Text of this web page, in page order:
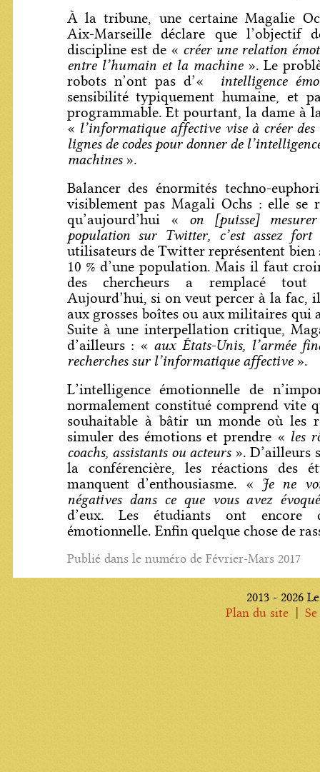
À la tribune, une certaine Magalie
Aix-Marseille déclare que l’objectif
discipline est de « créer une relation
entre l’humain et la machine». Le
robots n’ont pas d’«
intelligence
sensibilité typiquement humaine, et
programmable. Et pourtant, la dame à
« l’informatique affective vise à créer des
lignes de codes pour donner de
machines».
Balancer des énormités techno-
visiblement pas Magali Ochs : elle se
qu’aujourd’hui « on [puisse]
population sur Twitter, c’est assez fort
utilisateurs de Twitter représentent bien
10 % d’une population. Mais il faut
des chercheurs a remplacé tout
Aujourd’hui, si on veut percer à la fac,
aux grosses boîtes ou aux militaires qui
Suite à une interpellation critique,
d’ailleurs : « aux États-Unis, l’armée
recherches sur l’informatique affective».
L’intelligence émotionnelle de
normalement constitué comprend vite
souhaitable à bâtir un monde où les
simuler des émotions et prendre « les
coachs, assistants ou acteurs». D’ailleurs
la conférencière, les réactions des
manquent d’enthousiasme. « Je ne
négatives dans ce que vous avez évoqué
d’eux. Les étudiants ont encore
émotionnelle. Enfin quelque chose de
Publié dans le numéro de Février-Mars 2017
2013 - 2026
Plan du site